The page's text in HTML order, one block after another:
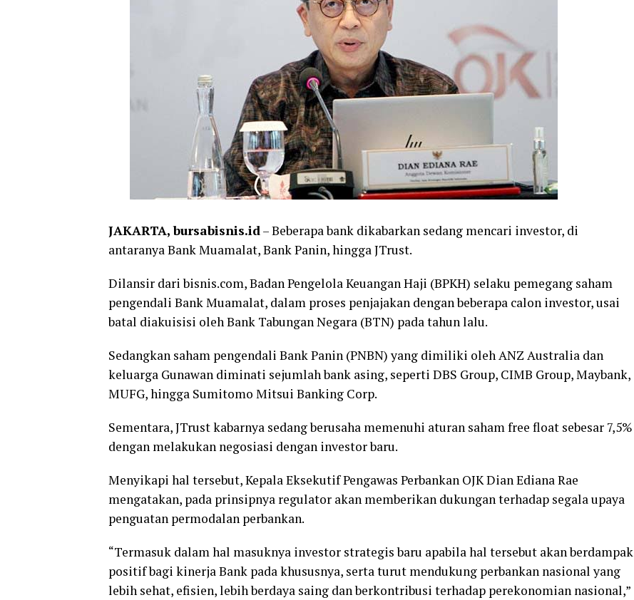
JAKARTA, bursabisnis.id– Beberapa bank dikabarkan sedang mencari investor, di
antaranya Bank Muamalat, Bank Panin, hingga JTrust.
Dilansir dari bisnis.com, Badan Pengelola Keuangan Haji (BPKH) selaku pemegang saham
pengendali Bank Muamalat, dalam proses penjajakan dengan beberapa calon investor, usai
batal diakuisisi oleh Bank Tabungan Negara (BTN) pada tahun lalu.
Sedangkan saham pengendali Bank Panin (PNBN) yang dimiliki oleh ANZ Australia dan
keluarga Gunawan diminati sejumlah bank asing, seperti DBS Group, CIMB Group, Maybank,
MUFG, hingga Sumitomo Mitsui Banking Corp.
Sementara, JTrust kabarnya sedang berusaha memenuhi aturan saham free float sebesar 7,5%
dengan melakukan negosiasi dengan investor baru.
Menyikapi hal tersebut, Kepala Eksekutif Pengawas Perbankan OJK Dian Ediana Rae
mengatakan, pada prinsipnya regulator akan memberikan dukungan terhadap segala upaya
penguatan permodalan perbankan.
“Termasuk dalam hal masuknya investor strategis baru apabila hal tersebut akan berdampak
positif bagi kinerja Bank pada khususnya, serta turut mendukung perbankan nasional yang
lebih sehat, efisien, lebih berdaya saing dan berkontribusi terhadap perekonomian nasional,”